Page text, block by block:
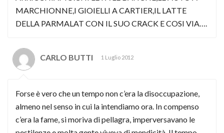
MARCHIONNE,I GIOIELLI A CARTIER,IL LATTE
DELLA PARMALAT CON IL SUO CRACK E COSI VIA….
CARLO BUTTI 1 Luglio 2012
Forse è vero che un tempo non c’era la disoccupazione,
almeno nel senso in cui la intendiamo ora. In compenso
c’era la fame, si moriva di pellagra, imperversavano le